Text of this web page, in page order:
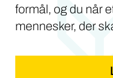
formål, og du når
mennesker, der